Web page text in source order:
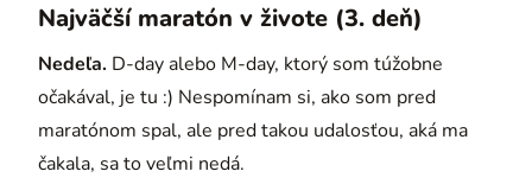
Najväčší maratón v živote (3. deň)
Nedeľa. D-day alebo M-day, ktorý som túžobne
očakával, je tu :) Nespomínam si, ako som pred
maratónom spal, ale pred takou udalosťou, aká ma
čakala, sa to veľmi nedá.